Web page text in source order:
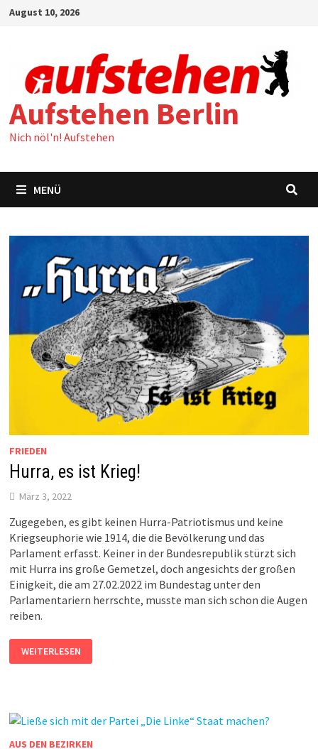
ZumAugust 10, 2026
Aufstehen Berlin
Nich nöl'n! Aufstehen
MENÜ
FRIEDEN
Hurra, es ist Krieg!
März 3, 2022
Zugegeben, es gibt keinen Hurra-Patriotismus und keine
Kriegseuphorie wie 1914, die die Bevölkerung und das
Parlament erfasst. Keiner in der Bundesrepublik stürzt sich
mit Hurra ins große Gemetzel, doch angesichts der großen
Einigkeit, die am 27.02.2022 im Bundestag unter den
Parlamentariern herrschte, musste man sich schon die Augen
reiben.
HURRA,
ES
IST
WEITERLESEN
AUS DEN BEZIRKEN